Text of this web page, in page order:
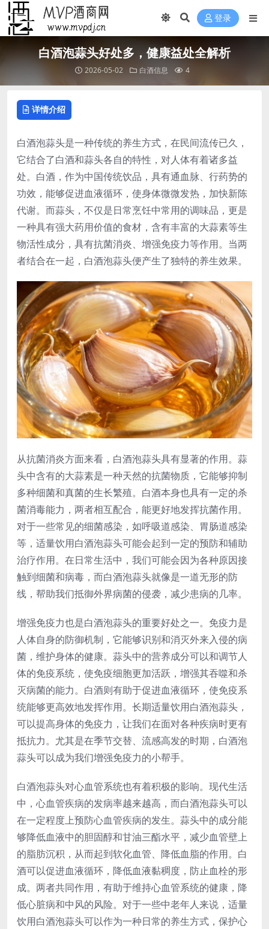
登录
白酒泡蒜头好处多，健康益处全解析
2026-05-02 白酒信息 4
详情介绍
白酒泡蒜头是一种传统的养生方式，在民间流传已久，
它结合了白酒和蒜头各自的特性，对人体有着诸多益
处。白酒，作为中国传统饮品，具有通血脉、行药势的
功效，能够促进血液循环，使身体微微发热，加快新陈
代谢。而蒜头，不仅是日常烹饪中常用的调味品，更是
一种具有强大药用价值的食材，含有丰富的大蒜素等生
物活性成分，具有抗菌消炎、增强免疫力等作用。当两
者结合在一起，白酒泡蒜头便产生了独特的养生效果。
从抗菌消炎方面来看，白酒泡蒜头具有显著的作用。蒜
头中含有的大蒜素是一种天然的抗菌物质，它能够抑制
多种细菌和真菌的生长繁殖。白酒本身也具有一定的杀
菌消毒能力，两者相互配合，能更好地发挥抗菌作用。
对于一些常见的细菌感染，如呼吸道感染、胃肠道感染
等，适量饮用白酒泡蒜头可能会起到一定的预防和辅助
治疗作用。在日常生活中，我们可能会因为各种原因接
触到细菌和病毒，而白酒泡蒜头就像是一道无形的防
线，帮助我们抵御外界病菌的侵袭，减少患病的几率。
增强免疫力也是白酒泡蒜头的重要好处之一。免疫力是
人体自身的防御机制，它能够识别和消灭外来入侵的病
菌，维护身体的健康。蒜头中的营养成分可以和调节人
体的免疫系统，使免疫细胞更加活跃，增强其吞噬和杀
灭病菌的能力。白酒则有助于促进血液循环，使免疫系
统能够更高效地发挥作用。长期适量饮用白酒泡蒜头，
可以提高身体的免疫力，让我们在面对各种疾病时更有
抵抗力。尤其是在季节交替、流感高发的时期，白酒泡
蒜头可以成为我们增强免疫力的小帮手。
白酒泡蒜头对心血管系统也有着积极的影响。现代生活
中，心血管疾病的发病率越来越高，而白酒泡蒜头可以
在一定程度上预防心血管疾病的发生。蒜头中的成分能
够降低血液中的胆固醇和甘油三酯水平，减少血管壁上
的脂肪沉积，从而起到软化血管、降低血脂的作用。白
酒可以促进血液循环，降低血液黏稠度，防止血栓的形
成。两者共同作用，有助于维持心血管系统的健康，降
低心脏病和中风的风险。对于一些中老年人来说，适量
饮用白酒泡蒜头可以作为一种日常的养生方式，保护心